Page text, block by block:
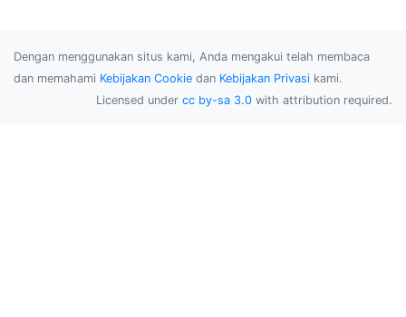
Dengan menggunakan situs kami, Anda mengakui telah membaca
dan memahami Kebijakan Cookie dan Kebijakan Privasi kami.
Licensed under cc by-sa 3.0 with attribution required.